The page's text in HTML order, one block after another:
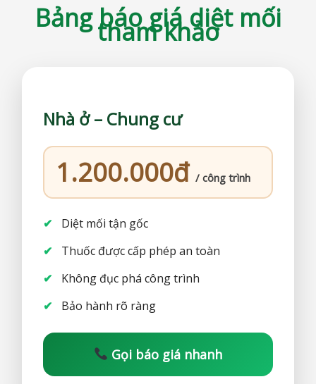
Bảng báo giá diệt mối
tham khảo
Nhà ở – Chung cư
1.200.000đ / công trình
Diệt mối tận gốc
Thuốc được cấp phép an toàn
Không đục phá công trình
Bảo hành rõ ràng
Gọi báo giá nhanh